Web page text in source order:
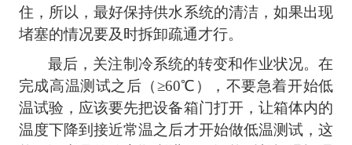
住，所以，最好保持供水系统的清洁，如果出现
堵塞的情况要及时拆卸疏通才行。
最后，关注制冷系统的转变和作业状况。在
完成高温测试之后（≥60℃），不要急着开始低
温试验，应该要先把设备箱门打开，让箱体内的
温度下降到接近常温之后才开始做低温测试，这